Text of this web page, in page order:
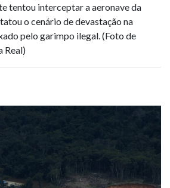
tentou interceptar a aeronave da
o cenário de devastação na
pelo garimpo ilegal. (Foto de
Real)